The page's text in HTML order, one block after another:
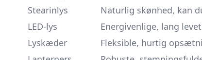
Stearinlys
Naturlig skønhed, kan
LED-lys
Energivenlige, lang
Lyskæder
Fleksible, hurtig